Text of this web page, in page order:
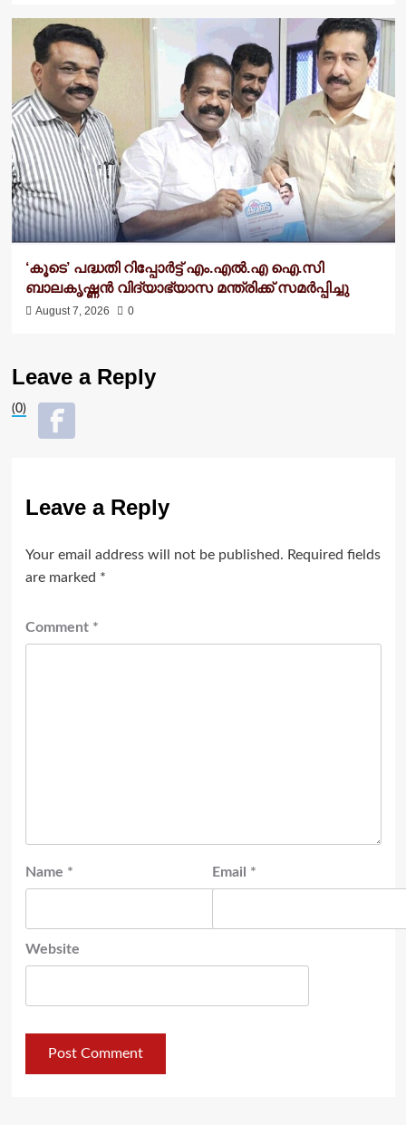
‘കൂടെ’ പദ്ധതി റിപ്പോർട്ട് എം.എൽ.എ ഐ.സി
ബാലകൃഷ്ണന്‍ വിദ്യാഭ്യാസ മന്ത്രിക്ക് സമർപ്പിച്ചു
August 7, 2026 0
Leave a Reply
(0)
Leave a Reply
Your email address will not be published. Required fields
are marked *
Comment *
Name * Email *
Website